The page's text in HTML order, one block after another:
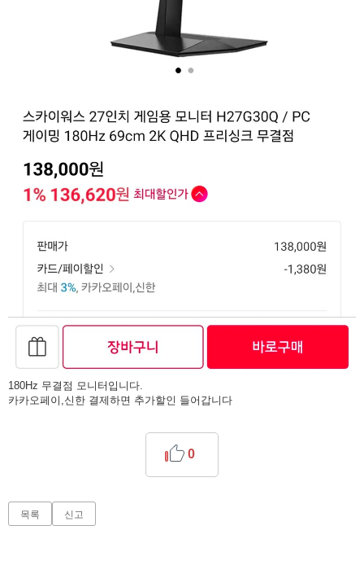
180Hz 무결점 모니터입니다.
카카오페이,신한 결제하면 추가할인 들어갑니다
0
목록 신고